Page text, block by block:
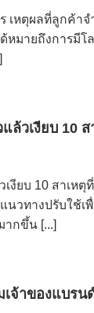
เหตุผลที่ลูกค้า
หมายถึงการมีโ
ล้วเงียบ 10
งียบ 10 สาเหตุ
นวทางปรับใช้เ
ากขึ้น [...]
เจ้าของแบร